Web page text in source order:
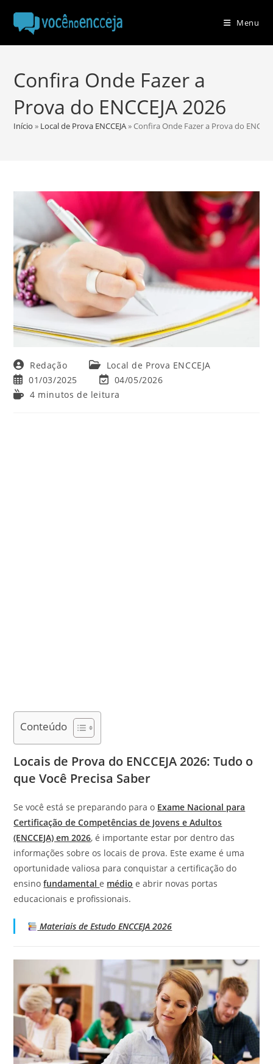
para
Menu
Confira Onde Fazer a
Prova do ENCCEJA 2026
Início » Local de Prova ENCCEJA»Confira Onde Fazer a Prova do
Autor
do
post:
Redação
Categoria
do
post:
Local de Prova ENCCEJA
Post
publicado:
01/03/2025
Última
modificação
04/05/2026
Tempo4 minutos de leitura
Conteúdo
Locais de Prova do ENCCEJA 2026: Tudo o
que Você Precisa Saber
Se você está se preparando para o Exame Nacional para
Certificação de Competências de Jovens e Adultos
(ENCCEJA) em 2026, é importante estar por dentro das
informações sobre os locais de prova. Este exame é uma
oportunidade valiosa para conquistar a certificação do
ensinofundamentale médio e abrir novas portas
educacionais e profissionais.
Materiais de Estudo ENCCEJA 2026